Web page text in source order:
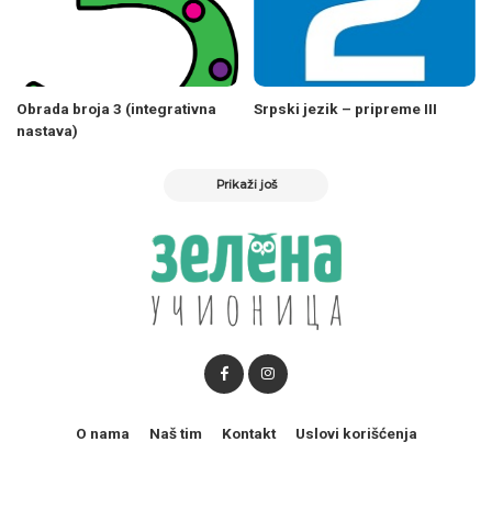
Obrada broja 3 (integrativna
nastava)
Srpski jezik – pripreme III
Prikaži još
O nama Naš tim Kontakt Uslovi korišćenja